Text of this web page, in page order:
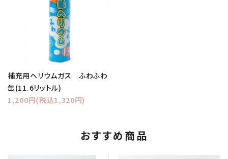
補充用ヘリウムガス ふわふわ
缶(11.6リットル)
1,200円(税込1,320円)
おすすめ商品